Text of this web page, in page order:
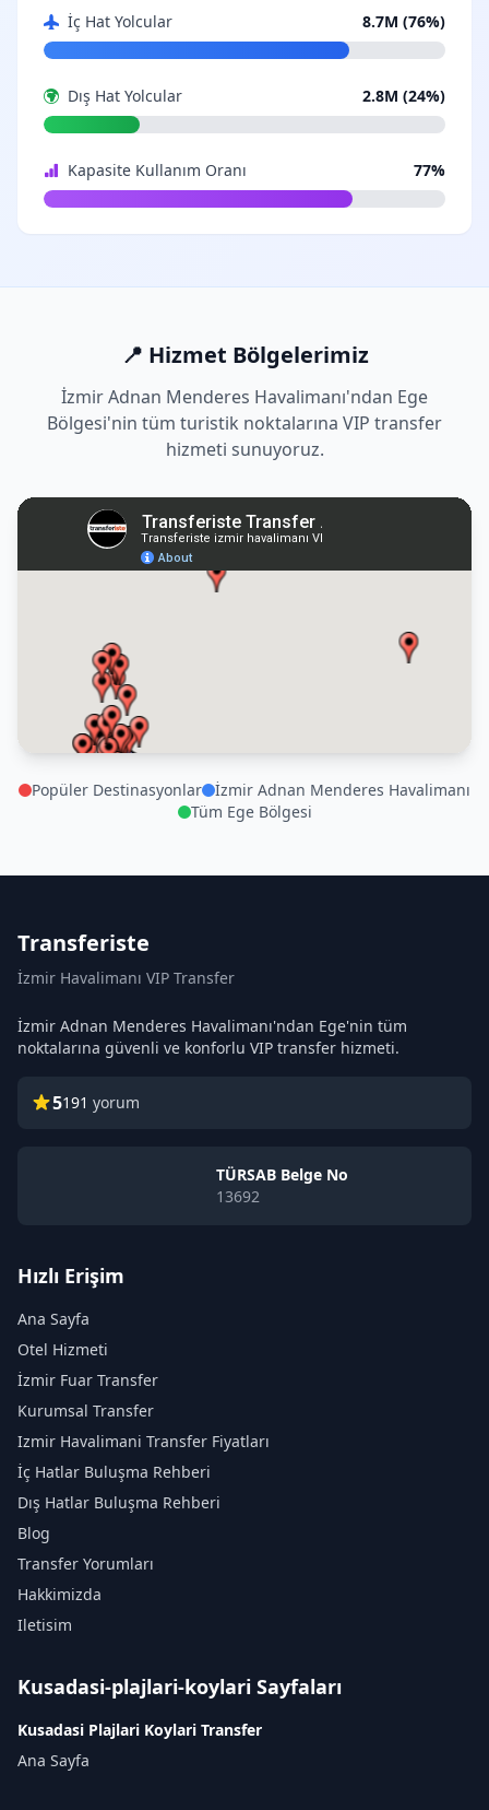
İç Hat Yolcular 8.7M (76%)
Dış Hat Yolcular 2.8M (24%)
Kapasite Kullanım Oranı 77%
📍 Hizmet Bölgelerimiz
İzmir Adnan Menderes Havalimanı'ndan Ege
Bölgesi'nin tüm turistik noktalarına VIP transfer
hizmeti sunuyoruz.
Popüler Destinasyonlar
İzmir Adnan Menderes Havalimanı
Tüm Ege Bölgesi
Transferiste
İzmir Havalimanı VIP Transfer
İzmir Adnan Menderes Havalimanı'ndan Ege'nin tüm
noktalarına güvenli ve konforlu VIP transfer hizmeti.
5191 yorum
TÜRSAB Belge No
13692
Hızlı Erişim
Ana Sayfa
Otel Hizmeti
İzmir Fuar Transfer
Kurumsal Transfer
Izmir Havalimani Transfer Fiyatları
İç Hatlar Buluşma Rehberi
Dış Hatlar Buluşma Rehberi
Blog
Transfer Yorumları
Hakkimizda
Iletisim
Kusadasi-plajlari-koylari Sayfaları
Kusadasi Plajlari Koylari Transfer
Ana Sayfa